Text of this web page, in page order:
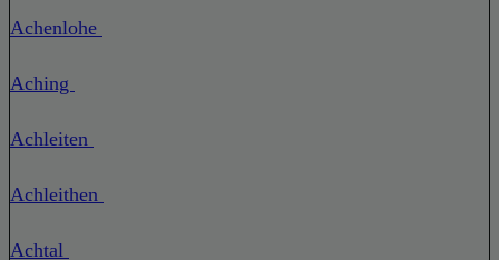
Achenlohe
Aching
Achleiten
Achleithen
Achtal